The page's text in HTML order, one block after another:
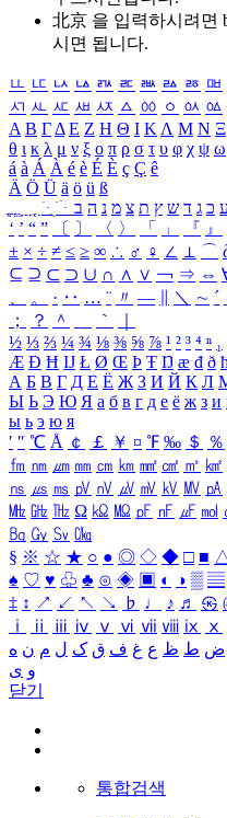
北京 을 입력하시려면
시면 됩니다.
ㅥ ㅦ ㅧ ㅨ ㅩ ㅪ ㅫ ㅬ ㅭ ㅮ
ㅺ ㅻ ㅼ ㅽ ㅾ ㅿ ㆀ ㆁ ㆂ ㆃ
Α Β ΓΔ Ε Ζ Η Θ Ι ΚΛ Μ Ν Ξ
θ ι κ λ μ ν ξ ο π ρ σ τ υ φ χ ψ ω
á à Á À é è É È ç Ç ê
Ä Ö Ü ä ö ü ß
ִֶֹ ֻּ ׁׂ ע כ ג ד ש ץ ת צ מ נ ה ב
‘ ’ “ ” 〔 〕 〈 〉 「 」 『 』
± × ÷ ≠ ≤ ≥ ∞ ∴ ♂ ♀ ∠ ⊥ ⌒
⊆ ⊇ ⊂ ⊃ ∪ ∩ ∧ ∨ ￢ ⇒ ⇔
、
。 · ‥ … ¨ 〃 ― ＼ ∼ ´
；
？ ＾ ｀
½ ⅓ ⅔ ¼ ¾ ⅛ ⅜ ⅝ ⅞ ¹ ² ³ ⁴ ⁿ ₁
Æ Ð Ħ Ĳ Ł Ø Œ Þ Ŧ Ŋ æ đ ð
А Б В Г Д Е Ё Ж З И Й К Л
Ы Ь Э Ю Я а б в г д е ё ж з и
ы ь э ю я
′ ″ ℃ Å ￠ ￡ ￥ ¤ ℉ ‰ ＄ ％
㎙ ㎚ ㎛ ㎜ ㎝ ㎞ ㎟ ㎠ ㎡ ㎢
㎱ ㎲ ㎳ ㎴ ㎵ ㎶ ㎷ ㎸ ㎹ ㎀
㎒ ㎓ ㎔ Ω ㏀ ㏁ ㎊ ㎋ ㎌ ㏖
㏃ ㏉ ㏜ ㏆
§ ※ ☆ ★ ○ ● ◎ ◇ ◆ □ ■
♠ ♡ ♥ ♧ ♣ ⊙ ◈ ▣ ◐ ◑ ▒ ▤
‡ ↕ ↗ ↙ ↖ ↘ ♭ ♩ ♪ ♬ ㉿
ⅰ
ⅱ ⅲ ⅳ ⅴ ⅵ ⅶ ⅷ ⅸ ⅹ
ض ط ظ ع غ ف ق ک ل م ن ه
و ی
닫기
통합검색